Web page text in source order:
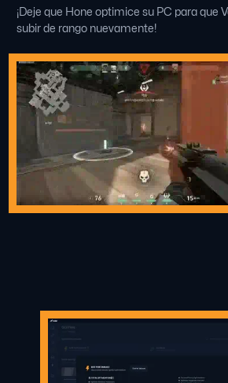
¡Deje que Hone optimice su PC para que
subir de rango nuevamente!